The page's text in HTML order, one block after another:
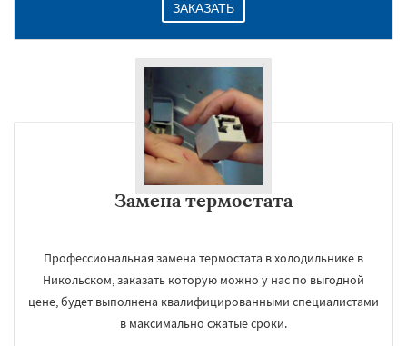
ЗАКАЗАТЬ
Замена термостата
Профессиональная замена термостата в холодильнике в
Никольском, заказать которую можно у нас по выгодной
цене, будет выполнена квалифицированными специалистами
в максимально сжатые сроки.